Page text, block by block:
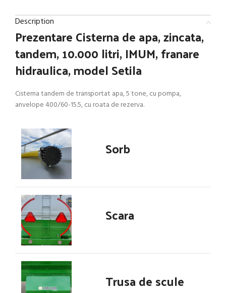
Description
PrezentareCisterna de apa, zincata,
tandem, 10.000 litri, IMUM, franare
hidraulica, model Setila
Cisterna tandem de transportat apa, 5 tone, cu pompa,
anvelope 400/60-15.5, cu roata de rezerva.
Sorb
Scara
Trusa de scule